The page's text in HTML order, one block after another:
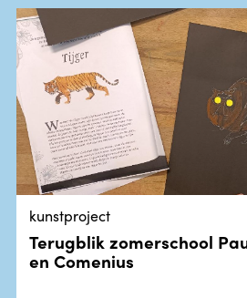
kunstproject
Terugblik zomerschool
en Comenius